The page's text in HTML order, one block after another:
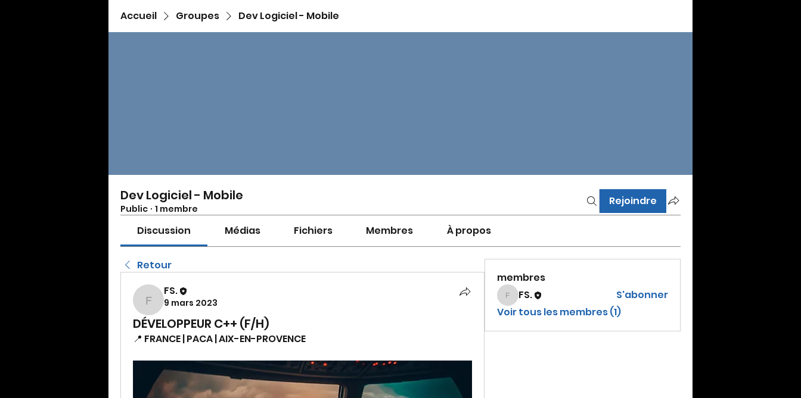
Accueil Groupes Dev Logiciel - Mobile
Dev Logiciel - Mobile
Public · 1 membre
Rejoindre
Discussion Médias Fichiers Membres À propos
Retour
FS.
FS.
9 mars 2023
DÉVELOPPEUR C++ (F/H)
📍 FRANCE | PACA | AIX-EN-PROVENCE
membres
FS.FS.
S'abonner
Voir tous les membres (1)